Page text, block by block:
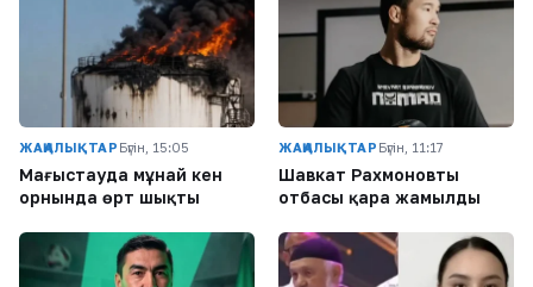
ЖАҢАЛЫҚТАР Бүгін, 15:05
Маңғыстауда мұнай кен
орнында өрт шықты
ЖАҢАЛЫҚТАР Бүгін, 11:17
Шавкат Рахмоновтың
отбасы қара жамылды